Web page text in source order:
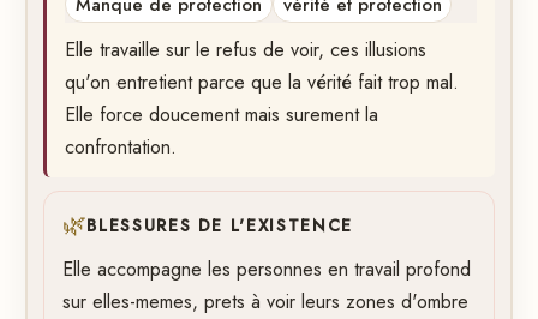
Elle travaille sur le refus de voir, ces illusions
qu'on entretient parce que la vérité fait trop mal.
Elle force doucement mais surement la
confrontation.
🌿BLESSURES DE L'EXISTENCE
Elle accompagne les personnes en travail profond
sur elles-memes, prets à voir leurs zones d'ombre